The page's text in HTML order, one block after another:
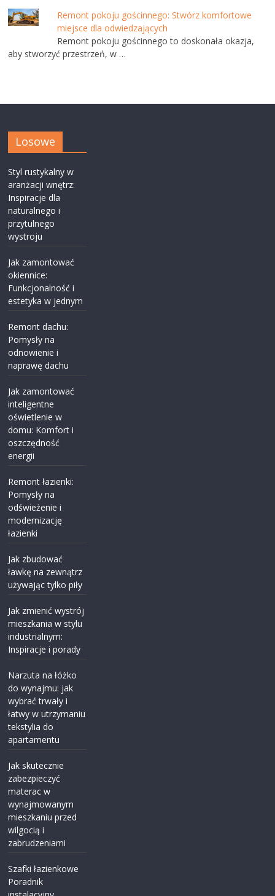
Remont pokoju gościnnego: Stwórz komfortowe
miejsce dla odwiedzających
Remont pokoju gościnnego to doskonała okazja,
aby stworzyć przestrzeń, w …
Losowe
Styl rustykalny w
aranżacji wnętrz:
Inspiracje dla
naturalnego i
przytulnego
wystroju
Jak zamontować
okiennice:
Funkcjonalność i
estetyka w jednym
Remont dachu:
Pomysły na
odnowienie i
naprawę dachu
Jak zamontować
inteligentne
oświetlenie w
domu: Komfort i
oszczędność
energii
Remont łazienki:
Pomysły na
odświeżenie i
modernizację
łazienki
Jak zbudować
ławkę na zewnątrz
używając tylko piły
Jak zmienić wystrój
mieszkania w stylu
industrialnym:
Inspiracje i porady
Narzuta na łóżko
do wynajmu: jak
wybrać trwały i
łatwy w utrzymaniu
tekstylia do
apartamentu
Jak skutecznie
zabezpieczyć
materac w
wynajmowanym
mieszkaniu przed
wilgocią i
zabrudzeniami
Szafki łazienkowe
Poradnik